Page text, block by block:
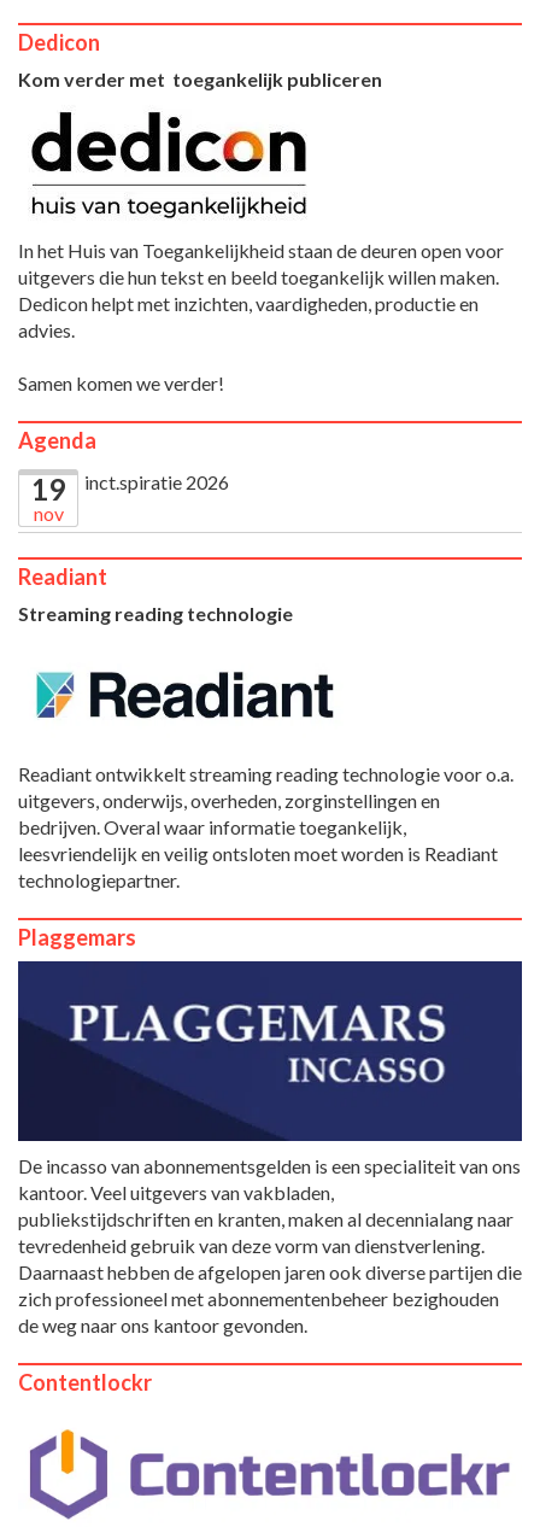
Dedicon
Kom verder met toegankelijk publiceren
In het Huis van Toegankelijkheid staan de deuren open voor
uitgevers die hun tekst en beeld toegankelijk willen maken.
Dedicon helpt met inzichten, vaardigheden, productie en
advies.
Samen komen we verder!
Agenda
19
nov
inct.spiratie 2026
Readiant
Streaming reading technologie
Readiant ontwikkelt streaming reading technologie voor o.a.
uitgevers, onderwijs, overheden, zorginstellingen en
bedrijven. Overal waar informatie toegankelijk,
leesvriendelijk en veilig ontsloten moet worden is Readiant
technologiepartner.
Plaggemars
De incasso van abonnementsgelden is een specialiteit van ons
kantoor. Veel uitgevers van vakbladen,
publiekstijdschriften en kranten, maken al decennialang naar
tevredenheid gebruik van deze vorm van dienstverlening.
Daarnaast hebben de afgelopen jaren ook diverse partijen die
zich professioneel met abonnementenbeheer bezighouden
de weg naar ons kantoor gevonden.
Contentlockr